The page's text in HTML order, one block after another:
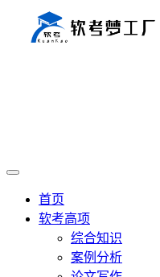
首页
软考高项
综合知识
案例分析